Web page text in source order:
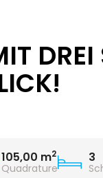
105,00 m2
Quadrature
3